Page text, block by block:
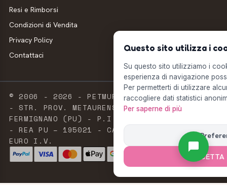
Resi e Rimborsi
Condizioni di Vendita
Privacy Policy
Contattaci
© 2006 - 2026 - PETMUFFIN - MILLSTORE SRL
- STR. PROV. METAURENSE, 20 - 61033
FERMIGNANO (PU) - P.I. E C.F. 02603420411
- REA PU – 195021 - CAPITALE SOCIALE 2.500
EURO I.V.
Questo sito utilizza i
Su questo sito utilizziamo i
esperienza di navigazione
Per permetterti di utilizzare
raccogliere dati statistici
Per saperne di più